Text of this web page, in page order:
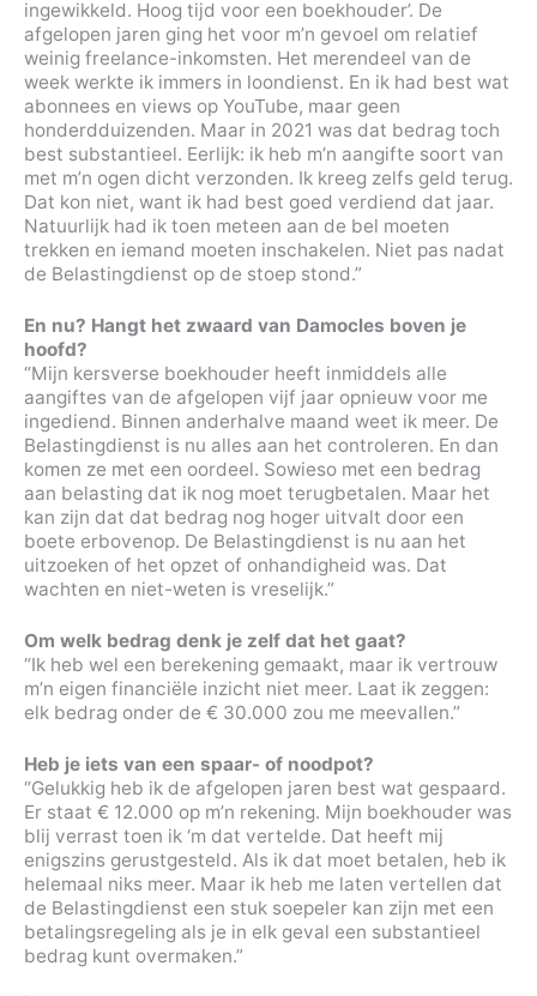
ingewikkeld. Hoog tijd voor een boekhouder’. De
afgelopen jaren ging het voor m’n gevoel om relatief
weinig freelance-inkomsten. Het merendeel van de
week werkte ik immers in loondienst. En ik had best wat
abonnees en views op YouTube, maar geen
honderdduizenden. Maar in 2021 was dat bedrag toch
best substantieel. Eerlijk: ik heb m’n aangifte soort van
met m’n ogen dicht verzonden. Ik kreeg zelfs geld terug.
Dat kon niet, want ik had best goed verdiend dat jaar.
Natuurlijk had ik toen meteen aan de bel moeten
trekken en iemand moeten inschakelen. Niet pas nadat
de Belastingdienst op de stoep stond.”
En nu? Hangt het zwaard van Damocles boven je
hoofd?
“Mijn kersverse boekhouder heeft inmiddels alle
aangiftes van de afgelopen vijf jaar opnieuw voor me
ingediend. Binnen anderhalve maand weet ik meer. De
Belastingdienst is nu alles aan het controleren. En dan
komen ze met een oordeel. Sowieso met een bedrag
aan belasting dat ik nog moet terugbetalen. Maar het
kan zijn dat dat bedrag nog hoger uitvalt door een
boete erbovenop. De Belastingdienst is nu aan het
uitzoeken of het opzet of onhandigheid was. Dat
wachten en niet-weten is vreselijk.”
Om welk bedrag denk je zelf dat het gaat?
“Ik heb wel een berekening gemaakt, maar ik vertrouw
m’n eigen financiële inzicht niet meer. Laat ik zeggen:
elk bedrag onder de € 30.000 zou me meevallen.”
Heb je iets van een spaar- of noodpot?
“Gelukkig heb ik de afgelopen jaren best wat gespaard.
Er staat € 12.000 op m’n rekening. Mijn boekhouder was
blij verrast toen ik ‘m dat vertelde. Dat heeft mij
enigszins gerustgesteld. Als ik dat moet betalen, heb ik
helemaal niks meer. Maar ik heb me laten vertellen dat
de Belastingdienst een stuk soepeler kan zijn met een
betalingsregeling als je in elk geval een substantieel
bedrag kunt overmaken.”